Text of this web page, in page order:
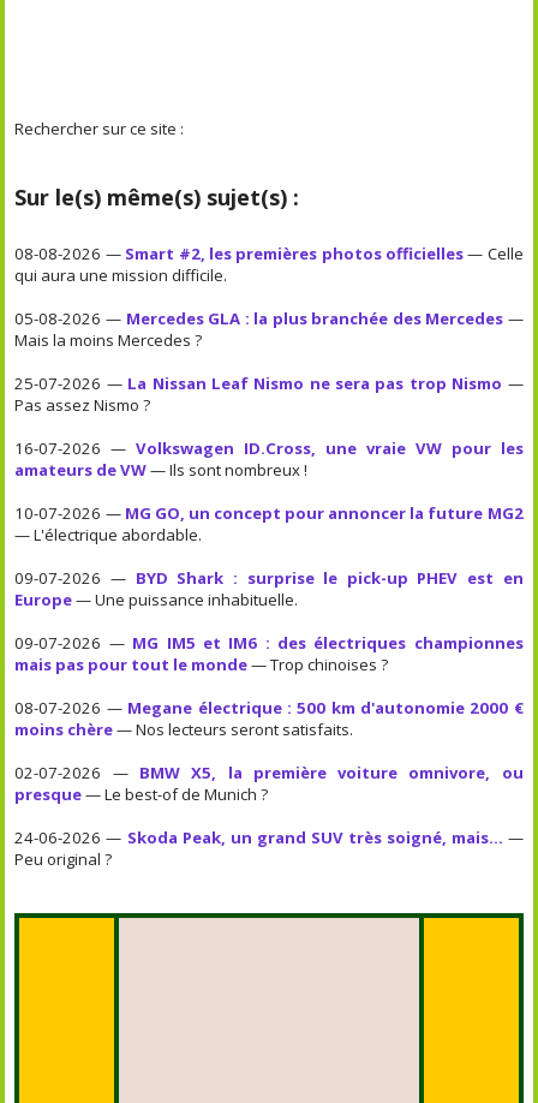
Rechercher sur ce site :
Sur le(s) même(s) sujet(s) :
08-08-2026 — Smart #2, les premières photos officielles— Celle
qui aura une mission difficile.
05-08-2026 — Mercedes GLA : la plus branchée des Mercedes —
Mais la moins Mercedes ?
25-07-2026 — La Nissan Leaf Nismo ne sera pas trop Nismo —
Pas assez Nismo ?
16-07-2026 —Volkswagen ID.Cross, une vraie VW pour les
amateurs de VW— Ils sont nombreux !
10-07-2026 — MG GO, un concept pour annoncer la future MG2
— L'électrique abordable.
09-07-2026 — BYD Shark : surprise le pick-up PHEV est en
Europe— Une puissance inhabituelle.
09-07-2026 — MG IM5 et IM6 : des électriques championnes
mais pas pour tout le monde— Trop chinoises ?
08-07-2026 — Megane électrique : 500 km d'autonomie 2000 €
moins chère— Nos lecteurs seront satisfaits.
02-07-2026 — BMW X5, la première voiture omnivore, ou
presque— Le best-of de Munich ?
24-06-2026 — Skoda Peak, un grand SUV très soigné, mais... —
Peu original ?